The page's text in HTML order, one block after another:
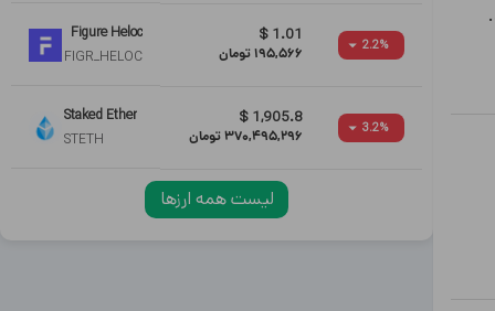
2.2%
1.01
$
195,566تومان
Figure Heloc
FIGR_HELOC
3.2%
1,905.8
$
370,495,296تومان
Staked Ether
STETH
لیست همه ارزها